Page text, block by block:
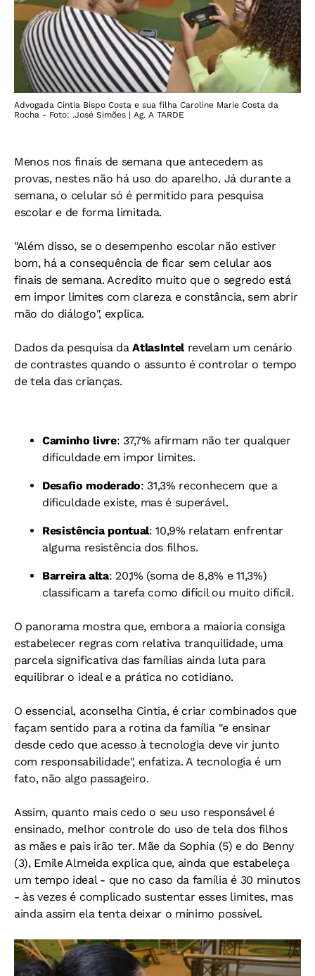
Advogada Cintia Bispo Costa e sua filha Caroline Marie Costa da
Rocha - Foto: .José Simões | Ag. A TARDE
Menos nos finais de semana que antecedem as
provas, nestes não há uso do aparelho. Já durante a
semana, o celular só é permitido para pesquisa
escolar e de forma limitada.
"Além disso, se o desempenho escolar não estiver
bom, há a consequência de ficar sem celular aos
finais de semana. Acredito muito que o segredo está
em impor limites com clareza e constância, sem abrir
mão do diálogo", explica.
Dados da pesquisa daAtlasIntel revelam um cenário
de contrastes quando o assunto é controlar o tempo
de tela das crianças.
Caminho livre: 37,7% afirmam não ter qualquer
dificuldade em impor limites.
Desafio moderado: 31,3% reconhecem que a
dificuldade existe, mas é superável.
Resistência pontual: 10,9% relatam enfrentar
alguma resistência dos filhos.
Barreira alta: 20,1% (soma de 8,8% e 11,3%)
classificam a tarefa como difícil ou muito difícil.
O panorama mostra que, embora a maioria consiga
estabelecer regras com relativa tranquilidade, uma
parcela significativa das famílias ainda luta para
equilibrar o ideal e a prática no cotidiano.
O essencial, aconselha Cintia, é criar combinados que
façam sentido para a rotina da família "e ensinar
desde cedo que acesso à tecnologia deve vir junto
com responsabilidade", enfatiza. A tecnologia é um
fato, não algo passageiro.
Assim, quanto mais cedo o seu uso responsável é
ensinado, melhor controle do uso de tela dos filhos
as mães e pais irão ter. Mãe da Sophia (5) e do Benny
(3), Emile Almeida explica que, ainda que estabeleça
um tempo ideal - que no caso da família é 30 minutos
- às vezes é complicado sustentar esses limites, mas
ainda assim ela tenta deixar o mínimo possível.